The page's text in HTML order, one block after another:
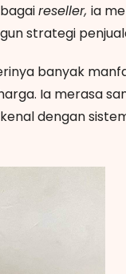
reseller, ia
strategi
banyak
Ia merasa
dengan